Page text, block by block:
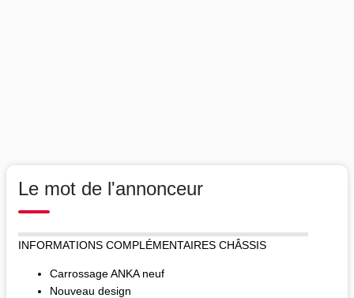
Le mot de l'annonceur
INFORMATIONS COMPLÉMENTAIRES CHÂSSIS
Carrossage ANKA neuf
Nouveau design